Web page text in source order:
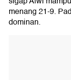
menang 21-9.
dominan.